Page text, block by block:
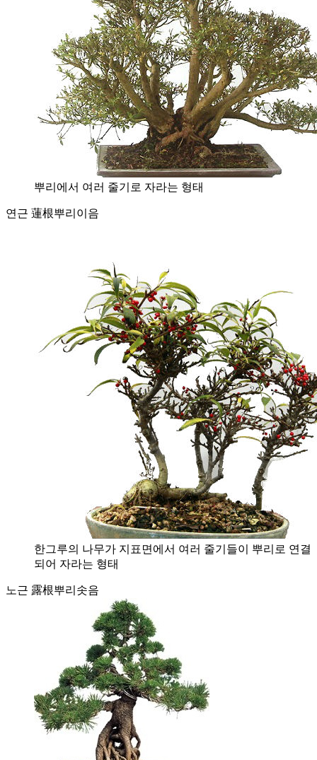
뿌리에서 여러 줄기로 자라는 형태
연근 蓮根뿌리이음
한그루의 나무가 지표면에서 여러 줄기들이 뿌리로 연결
되어 자라는 형태
노근 露根뿌리솟음